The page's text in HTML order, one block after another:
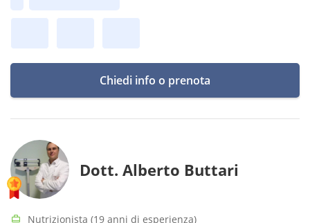
Chiedi info o prenota
Dott. Alberto Buttari
Nutrizionista (19 anni di esperienza)